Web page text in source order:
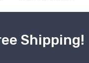
Shipping!